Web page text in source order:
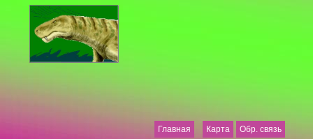
Главная Карта Обр. связь